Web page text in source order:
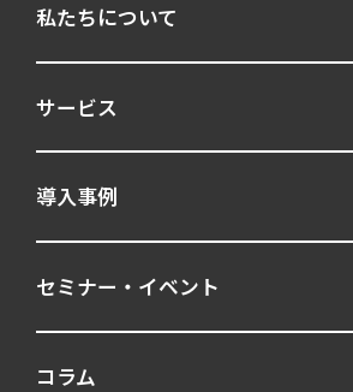
私たちについて
サービス
導入事例
セミナー・イベント
コラム